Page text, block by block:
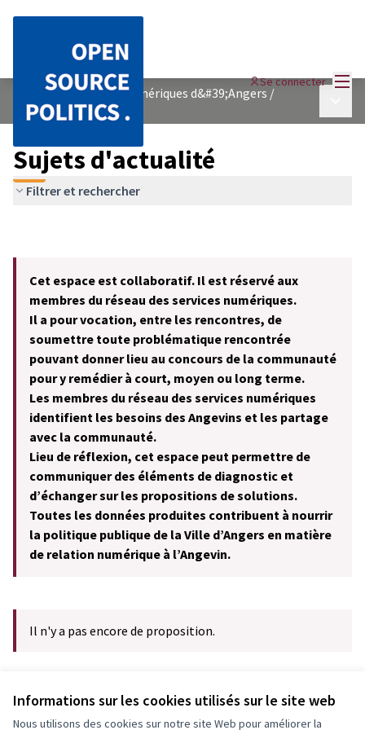
Informations sur les cookies utilisés sur le site web
Nous utilisons des cookies sur notre site Web pour améliorer la
Se connecter
Réseau des services numériques d&#39;Angers /
Sujets d&#39;actualité
Sujets d'actualité
Filtrer et rechercher
Cet espace est collaboratif. Il est réservé aux
membres du réseau des services numériques.
Il a pour vocation, entre les rencontres, de
soumettre toute problématique rencontrée
pouvant donner lieu au concours de la communauté
pour y remédier à court, moyen ou long terme.
Les membres du réseau des services numériques
identifient les besoins des Angevins et les partage
avec la communauté.
Lieu de réflexion, cet espace peut permettre de
communiquer des éléments de diagnostic et
d’échanger sur les propositions de solutions.
Toutes les données produites contribuent à nourrir
la politique publique de la Ville d’Angers en matière
de relation numérique à l’Angevin.
Il n'y a pas encore de proposition.
Voir toutes les propositions retirées